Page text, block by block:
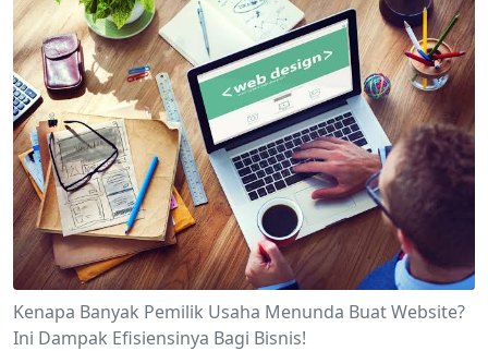
Kenapa Banyak Pemilik Usaha Menunda Buat Website?
Ini Dampak Efisiensinya Bagi Bisnis!